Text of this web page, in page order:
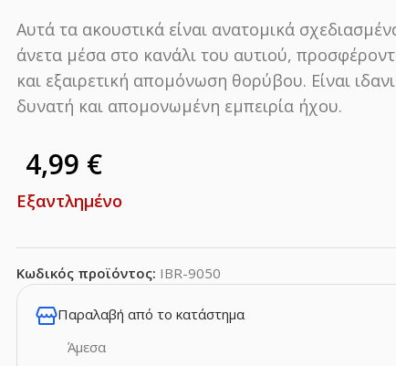
Αυτά τα ακουστικά είναι ανατομικά
άνετα μέσα στο κανάλι του αυτιού,
και εξαιρετική απομόνωση θορύβου. Είναι
δυνατή και απομονωμένη εμπειρία ήχου.
4,99 €
Εξαντλημένο
Κωδικός προϊόντος: IBR-9050
Παραλαβή από το κατάστημα
Άμεσα